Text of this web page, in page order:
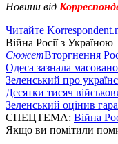
Новини від
Читайте
Війна Росії з Україною
СюжетВторгнення
Одеса зазнала
Зеленський про
Десятки тисяч
Зеленський оцінив
СПЕЦТЕМА: Війна
Якщо ви помітили